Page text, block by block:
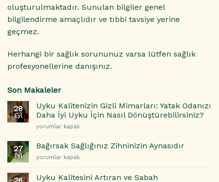
oluşturulmaktadır. Sunulan bilgiler genel
bilgilendirme amaçlıdır ve tıbbi tavsiye yerine
geçmez.
Herhangi bir sağlık sorununuz varsa lütfen sağlık
profesyonellerine danışınız.
Son Makaleler
28
Eyl
Uyku Kalitenizin Gizli Mimarları: Yatak Odanızı
Daha İyi Uyku İçin Nasıl Dönüştürebilirsiniz?
Uyku
Gizli
Mimarları:
Yatak
Daha
yorumlar kapalı
27
Eyl
Bağırsak Sağlığınız Zihninizin Aynasıdır
Bağırsak
Zihninizin
yorumlar kapalı
Uyku Kalitesini Artıran ve Sabah